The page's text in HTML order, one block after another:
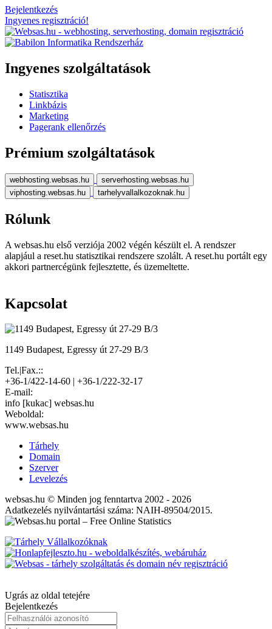
Bejelentkezés
Ingyenes regisztráció!
Ingyenes szolgáltatások
Statisztika
Linkbázis
Marketing
Pagerank ellenőrzés
Prémium szolgáltatások
webhosting.websas.hu
serverhosting.websas.hu
viphosting.websas.hu
tarhelyvallalkozoknak.hu
Rólunk
A websas.hu első verziója 2002 végén készült el. A rendszer
alapjául a reset.hu statisztikai rendszere szolált. A reset.hu portált egy
akkori partnercégünk fejlesztette, és üzemeltette.
Kapcsolat
1149 Budapest, Egressy út 27-29 B/3
Tel.|Fax.::
+36-1/422-14-60 | +36-1/222-32-17
E-mail:
info [kukac] websas.hu
Weboldal:
www.websas.hu
Tárhely
Domain
Szerver
Levelezés
websas.hu © Minden jog fenntartva 2002 - 2026
Adatkezelés nyilvántartási száma: NAIH-89504/2015.
Ugrás az oldal tetejére
Bejelentkezés